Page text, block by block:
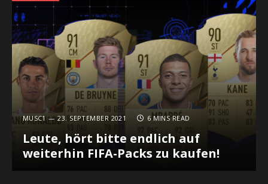
MUSC1 23. SEPTEMBER 2021 6 MINS READ
Leute, hört bitte endlich auf
weiterhin FIFA-Packs zu kaufen!